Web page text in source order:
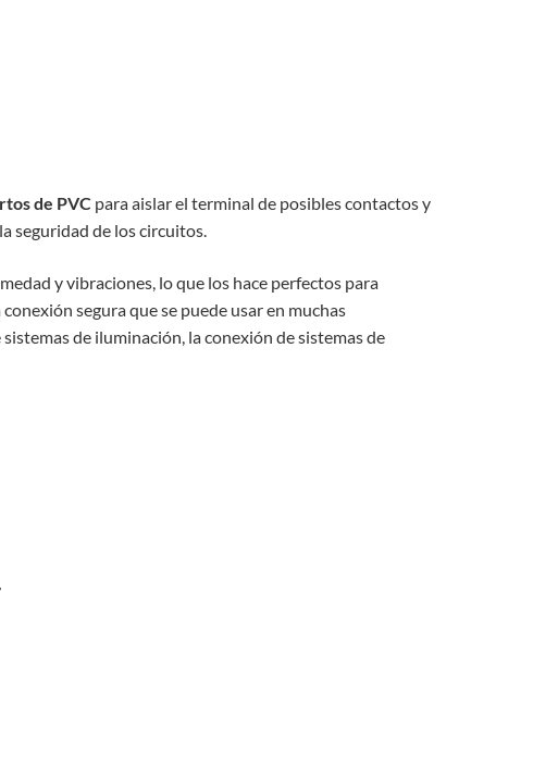
de PVC paraaislarel terminal deposiblescontactosy
laseguridad deloscircuitos.
edad yvibraciones, loqueloshaceperfectospara
segura que se puede usar en muchas
de iluminación, la conexión de sistemas de